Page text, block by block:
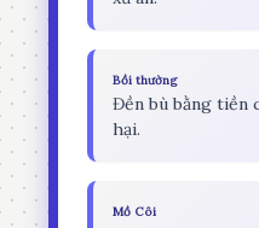
Bồi thường
Đền bù bằng tiền
hại.
Mồ Côi